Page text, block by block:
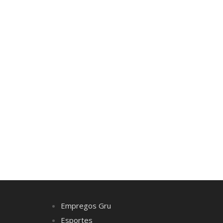
Empregos Gru
Esportes